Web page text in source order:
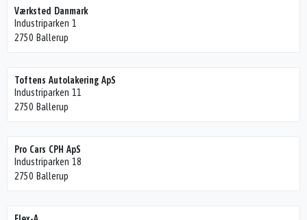
Værksted Danmark
Industriparken 1
2750 Ballerup
Toftens Autolakering ApS
Industriparken 11
2750 Ballerup
Pro Cars CPH ApS
Industriparken 18
2750 Ballerup